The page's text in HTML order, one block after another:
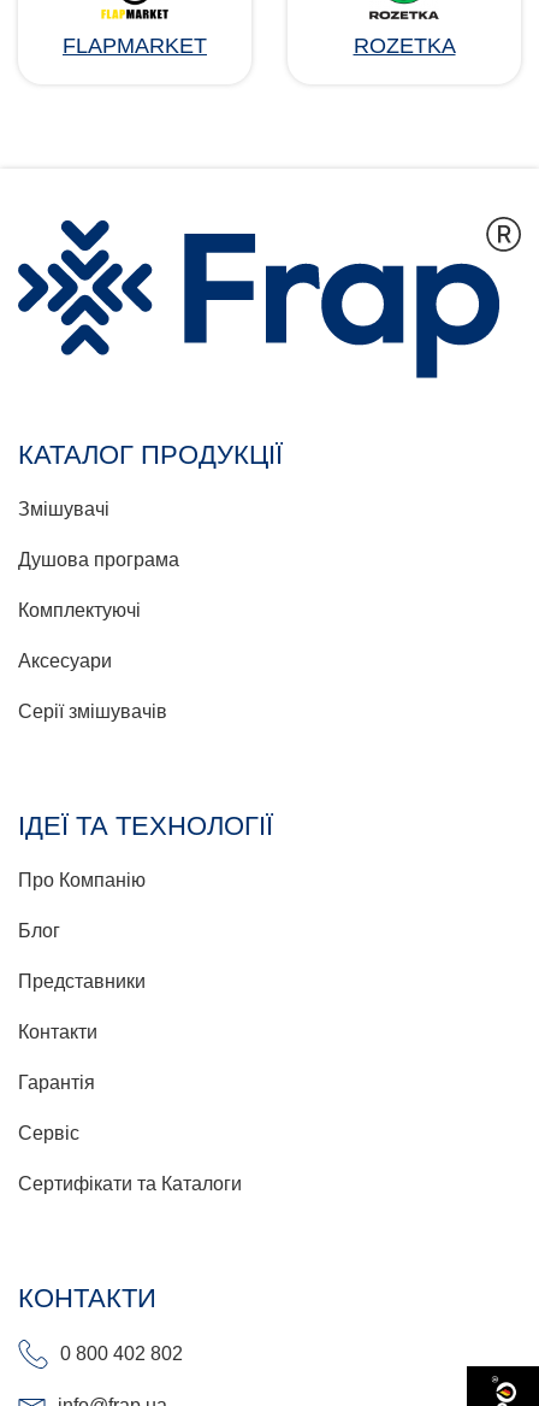
FLAPMARKET ROZETKA
КАТАЛОГ ПРОДУКЦІЇ
Змішувачі
Душова програма
Комплектуючі
Аксесуари
Серії змішувачів
ІДЕЇ ТА ТЕХНОЛОГІЇ
Про Компанію
Блог
Представники
Контакти
Гарантія
Сервіс
Сертифікати та Каталоги
КОНТАКТИ
0 800 402 802